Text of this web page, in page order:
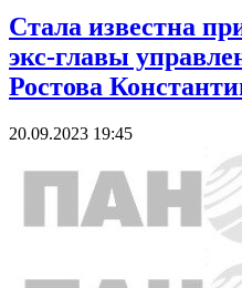
Стала известна
экс-главы
Ростова
20.09.2023 19:45